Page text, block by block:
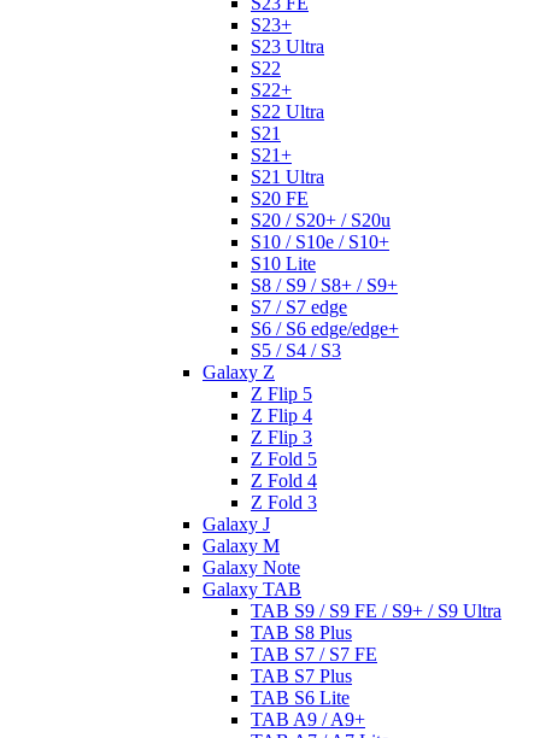
S23+
S23 Ultra
S22
S22+
S22 Ultra
S21
S21+
S21 Ultra
S20 FE
S20 / S20+ / S20u
S10 / S10e / S10+
S10 Lite
S8 / S9 / S8+ / S9+
S7 / S7 edge
S6 / S6 edge/edge+
S5 / S4 / S3
Galaxy Z
Z Flip 5
Z Flip 4
Z Flip 3
Z Fold 5
Z Fold 4
Z Fold 3
Galaxy J
Galaxy M
Galaxy Note
Galaxy TAB
TAB S9 / S9 FE / S9+ / S9 Ultra
TAB S8 Plus
TAB S7 / S7 FE
TAB S7 Plus
TAB S6 Lite
TAB A9 / A9+